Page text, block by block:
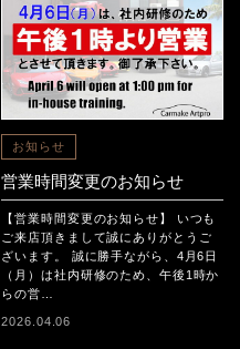
お知らせ
営業時間変更のお知らせ
【営業時間変更のお知らせ】 いつも
ご来店頂きまして誠にありがとうご
ざいます。 誠に勝手ながら、4月6日
（月）は社内研修のため、午後1時か
らの営…
2026.04.06